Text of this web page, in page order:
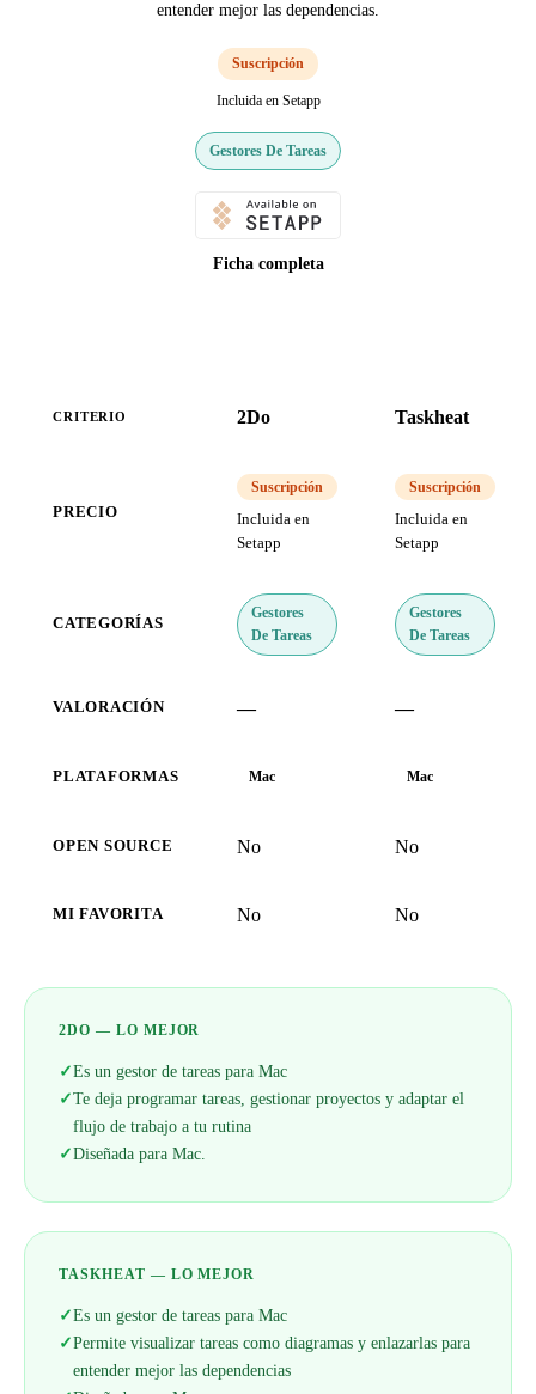
entender mejor las dependencias.
Suscripción
Incluida en Setapp
Gestores De Tareas
Ficha completa
CRITERIO 2Do Taskheat
PRECIO
Suscripción
Incluida en
Setapp
Suscripción
Incluida en
Setapp
CATEGORÍAS
Gestores
De Tareas
Gestores
De Tareas
VALORACIÓN — —
PLATAFORMAS Mac Mac
OPEN SOURCE No No
MI FAVORITA No No
2DO — LO MEJOR
✓Es un gestor de tareas para Mac
✓Te deja programar tareas, gestionar proyectos y adaptar el
flujo de trabajo a tu rutina
✓Diseñada para Mac.
TASKHEAT — LO MEJOR
✓Es un gestor de tareas para Mac
✓Permite visualizar tareas como diagramas y enlazarlas para
entender mejor las dependencias